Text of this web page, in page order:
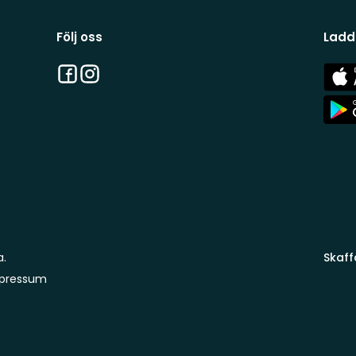
Följ oss
Facebook
Instagram
App
Store
App
Store